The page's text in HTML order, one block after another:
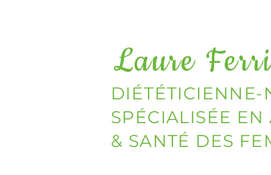
Laure
DIÉTÉTICIENNE-
SPÉCIALISÉE
& SANTÉ DES